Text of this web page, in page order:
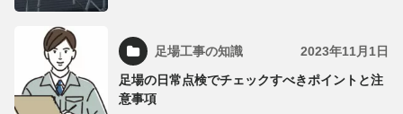
足場工事の知識 2023年11月1日
足場の日常点検でチェックすべきポイントと注
意事項